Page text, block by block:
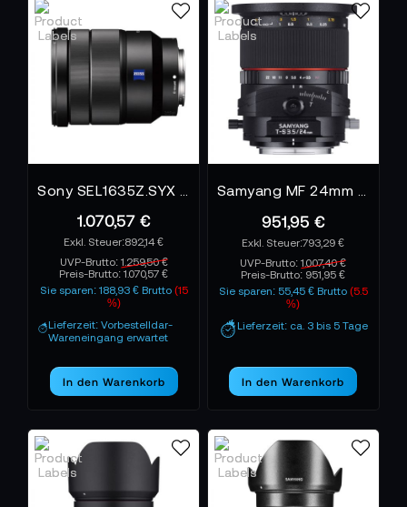
1.070,57 €
892,14 €
UVP-Brutto: 1.259,50 €
Preis-Brutto:1.070,57 €
Sie sparen: 188,93 € Brutto (15
%)
Lieferzeit: Vorbestelldar-
Wareneingang erwartet
In den Warenkorb
951,95 €
793,29 €
UVP-Brutto:1.007,40 €
Preis-Brutto: 951,95 €
Sie sparen: 55,45 € Brutto (5.5
%)
Lieferzeit: ca. 3 bis 5 Tage
In den Warenkorb